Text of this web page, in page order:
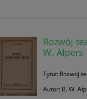
Rozwój
W. Ałpers
Tytuł: Rozwój
Autor: B. W.